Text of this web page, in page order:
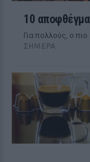
10
Για πολλούς, ο
ΣΉΜΕΡΑ